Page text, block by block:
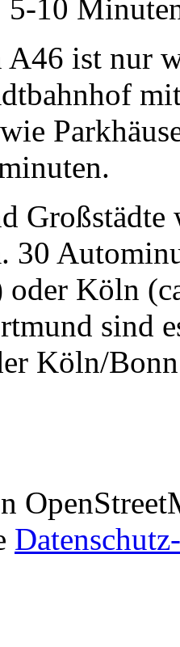
5-10
A46 ist nur
Großstädte
30
Köln
sind
Köln/